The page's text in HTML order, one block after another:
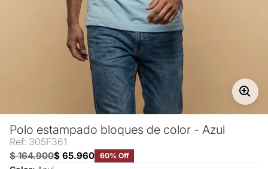
Polo estampado bloques de color - Azul
Ref: 305F361
$ 164.900$ 65.960 60% Off